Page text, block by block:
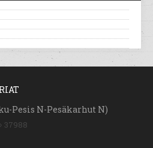
Pesis N-Pesäkarhut N)
37988